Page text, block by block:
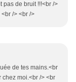
pas de bruit !!!<br />
/> <br />
de tes mains.<br
moi.<br /> <br